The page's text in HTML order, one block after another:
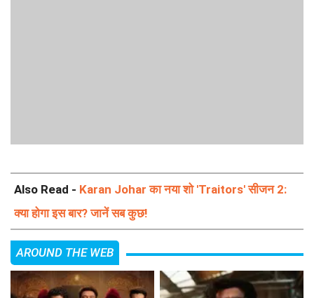
Also Read - Karan Johar का नया शो 'Traitors' सीजन 2:
क्या होगा इस बार? जानें सब कुछ!
AROUND THE WEB